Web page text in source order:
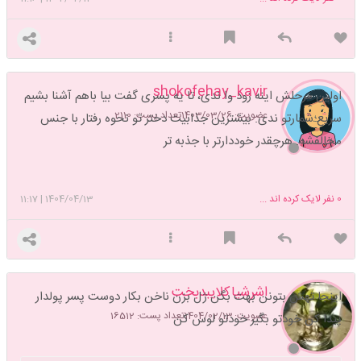
shokofehay_kavir
عضویت: 1403/03/26 تعداد پست: 2110
اولین مرحلش اینه زود وا ندی، تا یه پسری گفت بیا باهم آشنا بشیم
سریع شمارتو ندی. بیشترین جذابیت دختر تو نحوه رفتار با جنس
مخالفشه. هرچقدر خوددارتر با جذبه تر
1404/04/13
|
11:17 0 نفر لایک کرده اند ...
اشرشیاکلایبدبخت
عضویت: 1404/02/13 تعداد پست: 16512
اینجا تهش بتونن بهت بگن ژل بزن ناخن بکار دوست پسر پولدار
پیدا کن خودتو بگیر خودتو لوس کن